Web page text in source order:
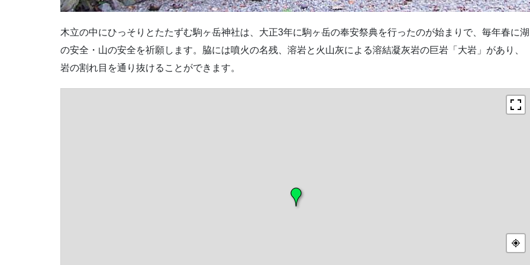
木立の中にひっそりとたたずむ駒ヶ岳神社は、大正3年に駒ヶ岳の奉安祭典を行ったのが始まりで、毎年春に湖
の安全・山の安全を祈願します。脇には噴火の名残、溶岩と火山灰による溶結凝灰岩の巨岩「大岩」があり、
岩の割れ目を通り抜けることができます。